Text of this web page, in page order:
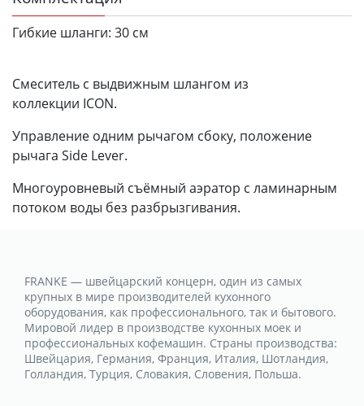
Гибкие шланги: 30 см
Смеситель с выдвижным шлангом из
коллекции ICON.
Управление одним рычагом сбоку, положение
рычага Side Lever.
Многоуровневый съёмный аэратор с ламинарным
потоком воды без разбрызгивания.
FRANKE — швейцарский концерн, один из самых
крупных в мире производителей кухонного
оборудования, как профессионального, так и бытового.
Мировой лидер в производстве кухонных моек и
профессиональных кофемашин. Страны производства:
Швейцария, Германия, Франция, Италия, Шотландия,
Голландия, Турция, Словакия, Словения, Польша.